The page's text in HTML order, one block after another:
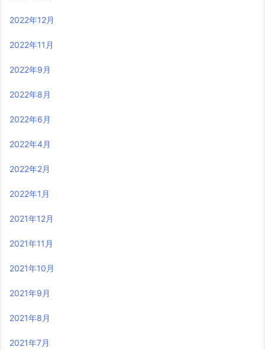
2022年12月
2022年11月
2022年9月
2022年8月
2022年6月
2022年4月
2022年2月
2022年1月
2021年12月
2021年11月
2021年10月
2021年9月
2021年8月
2021年7月